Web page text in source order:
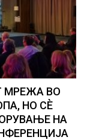
МРЕЖА ВО
НО СЀ
НА